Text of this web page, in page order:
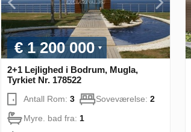
€ 1 200 000
2+1 Lejlighed i Bodrum, Mugla,
Tyrkiet Nr. 178522
Antall Rom: 3 Soveværelse: 2
Myre. bad fra: 1